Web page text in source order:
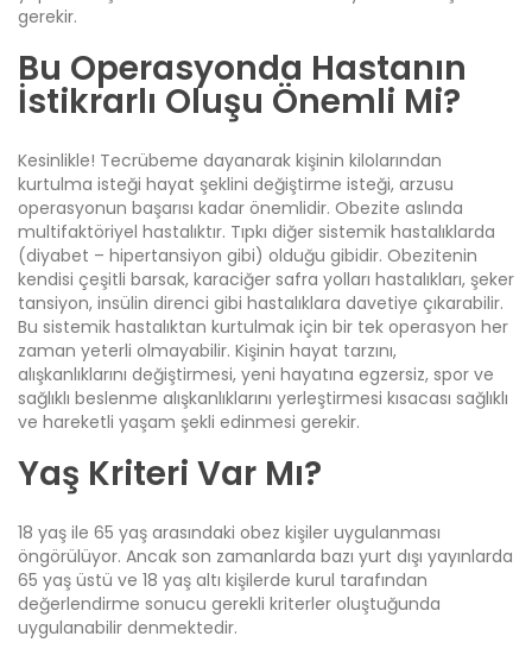
gerekir.
Bu Operasyonda Hastanın
İstikrarlı Oluşu Önemli Mi?
Kesinlikle! Tecrübeme dayanarak kişinin kilolarından
kurtulma isteği hayat şeklini değiştirme isteği, arzusu
operasyonun başarısı kadar önemlidir. Obezite aslında
multifaktöriyel hastalıktır. Tıpkı diğer sistemik hastalıklarda
(diyabet – hipertansiyon gibi) olduğu gibidir. Obezitenin
kendisi çeşitli barsak, karaciğer safra yolları hastalıkları, şeker
tansiyon, insülin direnci gibi hastalıklara davetiye çıkarabilir.
Bu sistemik hastalıktan kurtulmak için bir tek operasyon her
zaman yeterli olmayabilir. Kişinin hayat tarzını,
alışkanlıklarını değiştirmesi, yeni hayatına egzersiz, spor ve
sağlıklı beslenme alışkanlıklarını yerleştirmesi kısacası sağlıklı
ve hareketli yaşam şekli edinmesi gerekir.
Yaş Kriteri Var Mı?
18 yaş ile 65 yaş arasındaki obez kişiler uygulanması
öngörülüyor. Ancak son zamanlarda bazı yurt dışı yayınlarda
65 yaş üstü ve 18 yaş altı kişilerde kurul tarafından
değerlendirme sonucu gerekli kriterler oluştuğunda
uygulanabilir denmektedir.